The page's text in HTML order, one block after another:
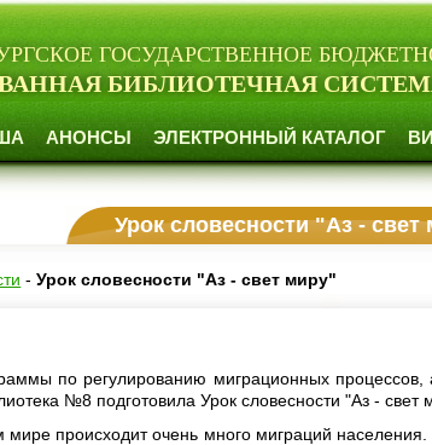
ГОСУДАРСТВЕННОЕ
БИБЛИОТЕЧНАЯ
АНОНСЫ ЭЛЕКТРОННЫЙ КАТАЛОГ
Урок словесности "Аз - свет
-Урок словесности "Аз - свет миру"
по регулированию миграционных процессов,
№8 подготовила Урок словесности "Аз - свет
мире происходит очень много миграций